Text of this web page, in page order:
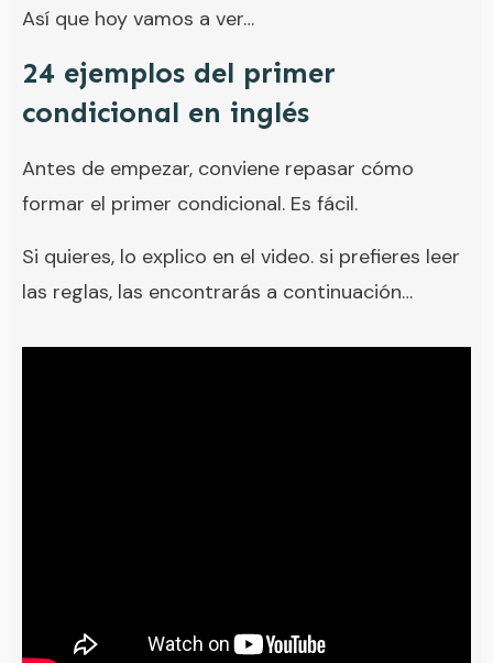
Así que hoy vamos a ver…
24 ejemplos del primer
condicional en inglés
Antes de empezar, conviene repasar cómo
formar el primer condicional. Es fácil.
Si quieres, lo explico en el video. si prefieres leer
las reglas, las encontrarás a continuación…